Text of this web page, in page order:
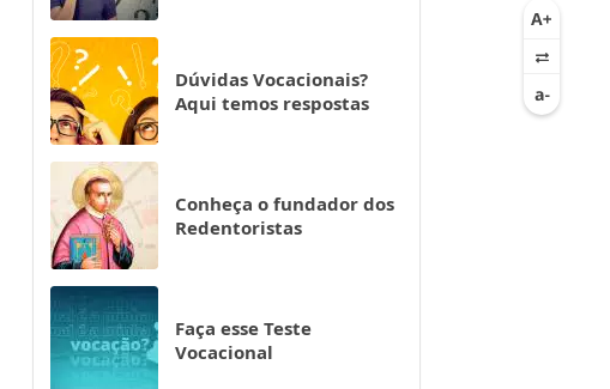
Dúvidas Vocacionais?
Aqui temos respostas
Conheça o fundador dos
Redentoristas
Faça esse Teste
Vocacional